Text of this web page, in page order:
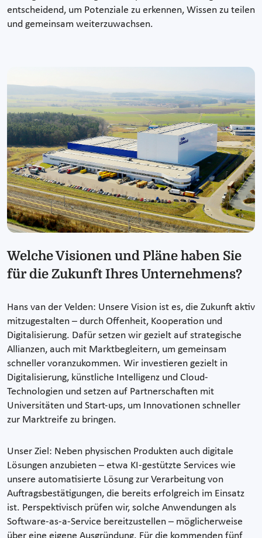
entscheidend, um Potenziale zu erkennen, Wissen zu teilen
und gemeinsam weiterzuwachsen.
Welche Visionen und Pläne haben Sie
für die Zukunft Ihres Unternehmens?
Hans van der Velden: Unsere Vision ist es, die Zukunft aktiv
mitzugestalten – durch Offenheit, Kooperation und
Digitalisierung. Dafür setzen wir gezielt auf strategische
Allianzen, auch mit Marktbegleitern, um gemeinsam
schneller voranzukommen. Wir investieren gezielt in
Digitalisierung, künstliche Intelligenz und Cloud-
Technologien und setzen auf Partnerschaften mit
Universitäten und Start-ups, um Innovationen schneller
zur Marktreife zu bringen.
Unser Ziel: Neben physischen Produkten auch digitale
Lösungen anzubieten – etwa KI-gestützte Services wie
unsere automatisierte Lösung zur Verarbeitung von
Auftragsbestätigungen, die bereits erfolgreich im Einsatz
ist. Perspektivisch prüfen wir, solche Anwendungen als
Software-as-a-Service bereitzustellen – möglicherweise